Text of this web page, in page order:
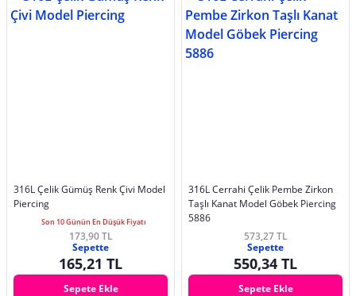
316L Çelik Gümüş Renk Çivi Model
Piercing
Son 10 Günün En Düşük Fiyatı
173,90 TL
Sepette
165,21 TL
Sepete Ekle
316L Cerrahi Çelik Pembe Zirkon
Taşlı Kanat Model Göbek Piercing
5886
573,27 TL
Sepette
550,34 TL
Sepete Ekle